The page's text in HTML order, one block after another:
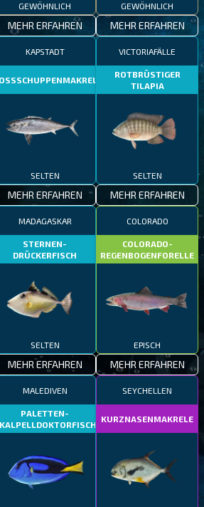
GEWÖHNLICH
MEHR ERFAHREN
GEWÖHNLICH
MEHR ERFAHREN
KAPSTADT
SELTEN
MEHR ERFAHREN
VICTORIAFÄLLE
ROTBRÜSTIGER
TILAPIA
SELTEN
MEHR ERFAHREN
MADAGASKAR
STERNEN-
DRÜCKERFISCH
SELTEN
MEHR ERFAHREN
COLORADO
COLORADO-
REGENBOGENFORELLE
EPISCH
MEHR ERFAHREN
MALEDIVEN
PALETTEN-
SEYCHELLEN
KURZNASENMAKRELE